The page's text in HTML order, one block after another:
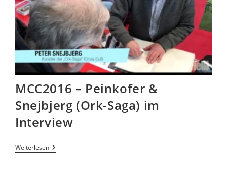
MCC2016 – Peinkofer &
Snejbjerg (Ork-Saga) im
Interview
Weiterlesen